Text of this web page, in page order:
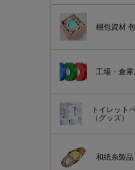
梱包資材
工場・倉庫
トイレット
（グッズ）
和紙糸製